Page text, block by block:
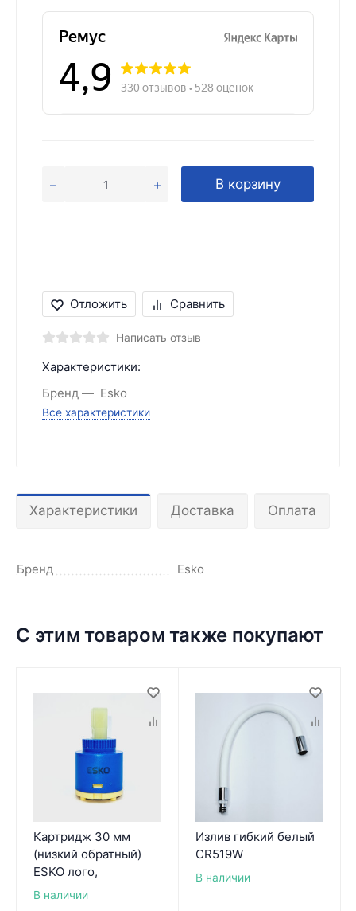
В корзину
Отложить Сравнить
Написать отзыв
Характеристики:
Бренд
Esko
Все характеристики
Характеристики Доставка Оплата
Бренд Esko
С этим товаром также покупают
Картридж 30 мм
(низкий обратный)
ESKO лого,
В наличии
Излив гибкий белый
CR519W
В наличии